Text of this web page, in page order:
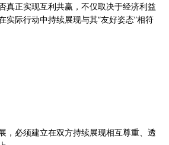
真正实现互利共赢，不仅取决于经济利益
实际行动中持续展现与其“友好姿态”相符
，必须建立在双方持续展现相互尊重、透